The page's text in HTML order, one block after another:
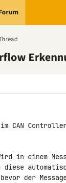
Controller
in einem
der